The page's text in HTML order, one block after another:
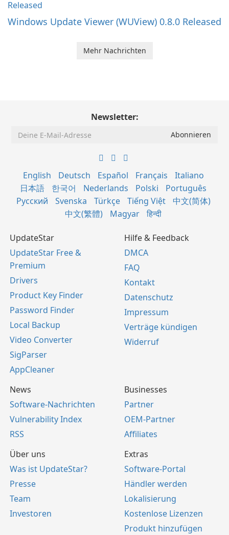
Windows Update Viewer (WUView) 0.8.0 Released
Mehr Nachrichten
Newsletter:
English Deutsch Español Français
Italiano
日本語
한국어 Nederlands Polski
Português
Русский
Svenska Türkçe Tiếng Việt
中文(简体)
中文(繁體)
Magyar हिन्दी
UpdateStar
UpdateStar Free &
Premium
Drivers
Product Key Finder
Password Finder
Local Backup
Video Converter
SigParser
AppCleaner
Hilfe & Feedback
DMCA
FAQ
Kontakt
Datenschutz
Impressum
Verträge kündigen
Widerruf
News
Software-Nachrichten
Vulnerability Index
RSS
Businesses
Partner
OEM-Partner
Affiliates
Über uns
Was ist UpdateStar?
Presse
Team
Investoren
Extras
Software-Portal
Händler werden
Lokalisierung
Kostenlose Lizenzen
Produkt hinzufügen